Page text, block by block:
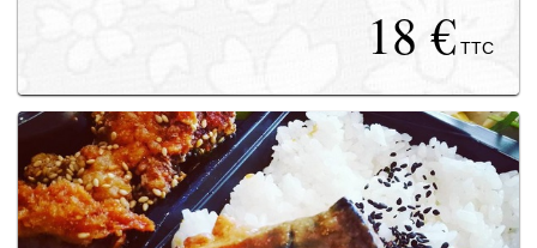
18 € TTC